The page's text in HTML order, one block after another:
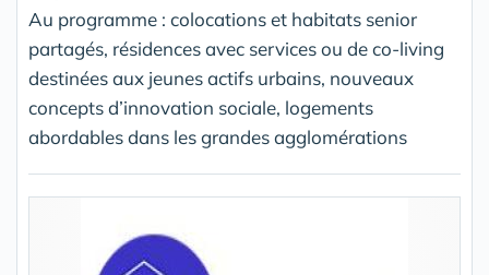
Au programme : colocations et habitats senior
partagés, résidences avec services ou de co-living
destinées aux jeunes actifs urbains, nouveaux
concepts d’innovation sociale, logements
abordables dans les grandes agglomérations